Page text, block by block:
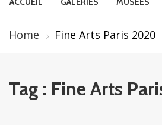
Home Fine Arts Paris 2020
Tag : Fine Arts